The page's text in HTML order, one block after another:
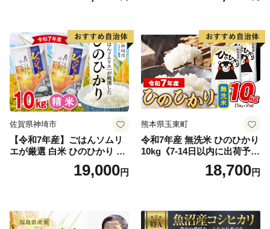
野町産 Elevation
佐賀県神埼市
【令和7年産】ごはんソムリ
エが厳選 白米 ひのひかり 10
米 10kg 5kg×2 ひのひかり ブ
19,000円
熊本県玉東町
令和7年産 無洗米 ひのひかり
10kg《7-14日以内に出荷予定
(土日祝除く)》コメ 米 無洗米
令和7年産 高レビュー｜人気
18,700円